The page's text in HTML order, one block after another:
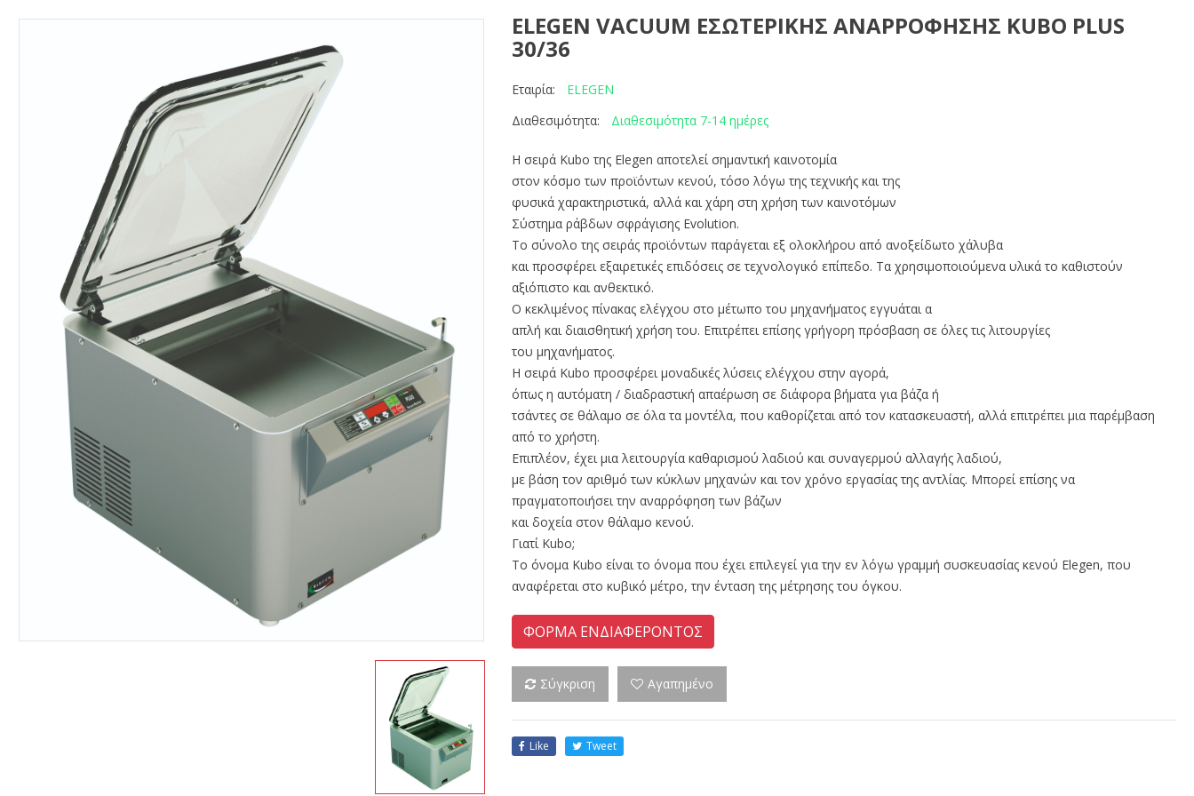
ELEGEN VACUUM ΕΣΩΤΕΡΙΚΗΣ ΑΝΑΡΡΟΦΗΣΗΣ KUBO PLUS
30/36
Εταιρία:
ELEGEN
Διαθεσιμότητα:
Διαθεσιμότητα 7-14 ημέρες
Η σειρά Kubo της Elegen αποτελεί σημαντική καινοτομία
στον κόσμο των προϊόντων κενού, τόσο λόγω της τεχνικής και της
φυσικά χαρακτηριστικά, αλλά και χάρη στη χρήση των καινοτόμων
Σύστημα ράβδων σφράγισης Evolution.
Το σύνολο της σειράς προϊόντων παράγεται εξ ολοκλήρου από ανοξείδωτο χάλυβα
και προσφέρει εξαιρετικές επιδόσεις σε τεχνολογικό επίπεδο. Τα χρησιμοποιούμενα υλικά το καθιστούν
αξιόπιστο και ανθεκτικό.
Ο κεκλιμένος πίνακας ελέγχου στο μέτωπο του μηχανήματος εγγυάται α
απλή και διαισθητική χρήση του. Επιτρέπει επίσης γρήγορη πρόσβαση σε όλες τις λιτουργίες
του μηχανήματος.
Η σειρά Kubo προσφέρει μοναδικές λύσεις ελέγχου στην αγορά,
όπως η αυτόματη / διαδραστική απαέρωση σε διάφορα βήματα για βάζα ή
τσάντες σε θάλαμο σε όλα τα μοντέλα, που καθορίζεται από τον κατασκευαστή, αλλά επιτρέπει μια παρέμβαση
από το χρήστη.
Επιπλέον, έχει μια λειτουργία καθαρισμού λαδιού και συναγερμού αλλαγής λαδιού,
με βάση τον αριθμό των κύκλων μηχανών και τον χρόνο εργασίας της αντλίας. Μπορεί επίσης να
πραγματοποιήσει την αναρρόφηση των βάζων
και δοχεία στον θάλαμο κενού.
Γιατί Kubo;
Το όνομα Kubo είναι το όνομα που έχει επιλεγεί για την εν λόγω γραμμή συσκευασίας κενού Elegen, που
αναφέρεται στο κυβικό μέτρο, την ένταση της μέτρησης του όγκου.
ΦΟΡΜΑ ΕΝΔΙΑΦΕΡΟΝΤΟΣ
Σύγκριση Αγαπημένο
Like Tweet